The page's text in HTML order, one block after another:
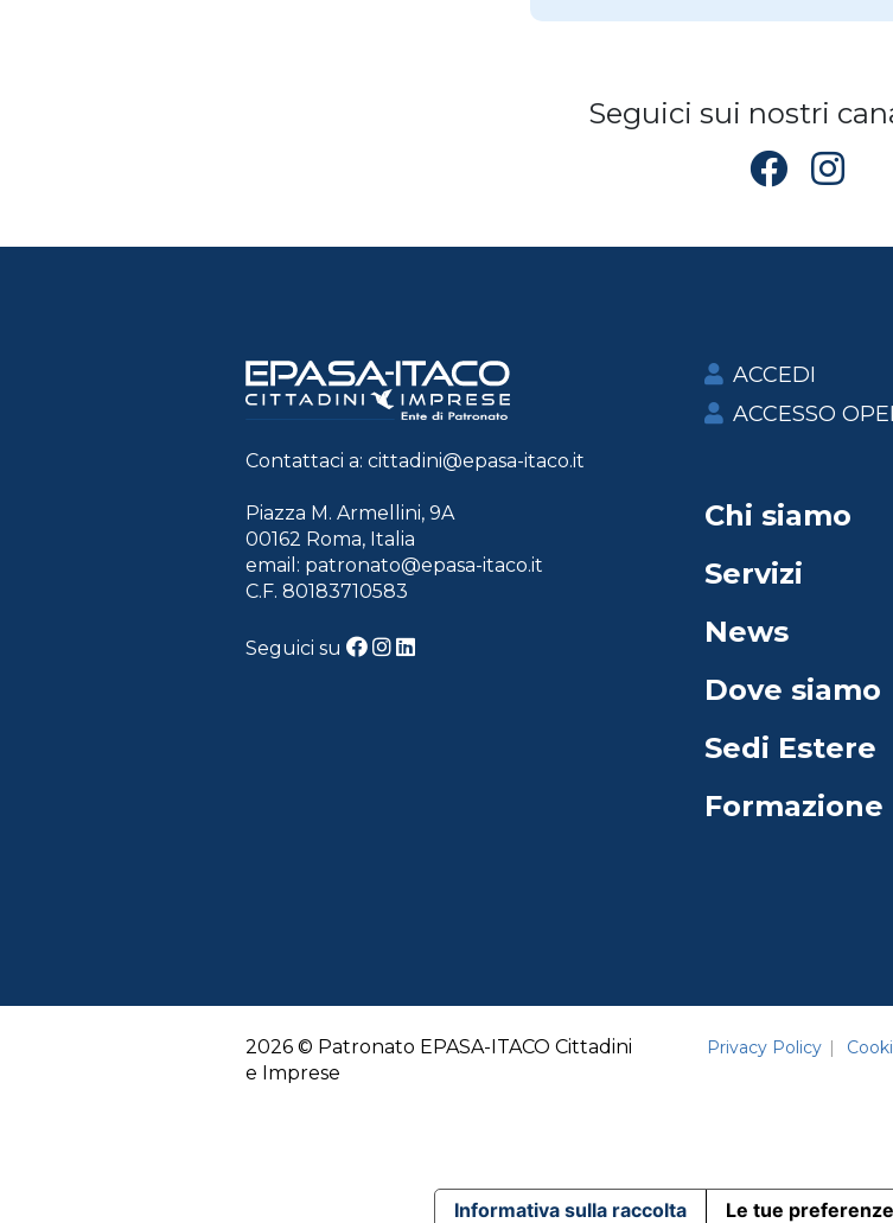
Seguici sui nostri
Contattaci a: cittadini@epasa-itaco.it
Piazza M. Armellini, 9A
00162 Roma, Italia
email: patronato@epasa-itaco.it
C.F. 80183710583
Seguici su
Chi siamo
Servizi
News
Dove siamo
Sedi Estere
Formazione
ACCEDI
ACCESSO
2026 © Patronato EPASA-ITACO Cittadini
e Imprese
Privacy Policy
Informativa sulla raccolta Le tue